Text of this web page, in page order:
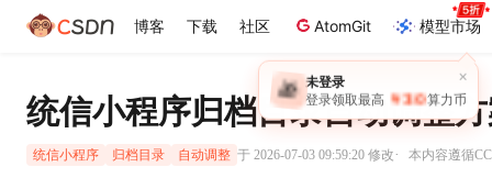
博客 下载 社区 AtomGit 模型市场
×
🎁 未登录
登录领取最高 ￥30 算力币
统信小程序归档目录自动调整
统信小程序 归档目录 自动调整 于 2026-07-03 09:59:20 修改· 本内容遵循